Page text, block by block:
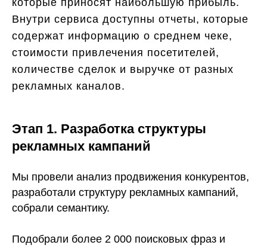
которые приносят наибольшую прибыль.
Внутри сервиса доступны отчеты, которые
содержат информацию о среднем чеке,
стоимости привлечения посетителей,
количестве сделок и выручке от разных
рекламных каналов.
Этап 1. Разработка структуры
рекламных кампаний
Мы провели анализ продвижения конкурентов,
разработали структуру рекламных кампаний,
собрали семантику.
Подобрали более 2 000 поисковых фраз и